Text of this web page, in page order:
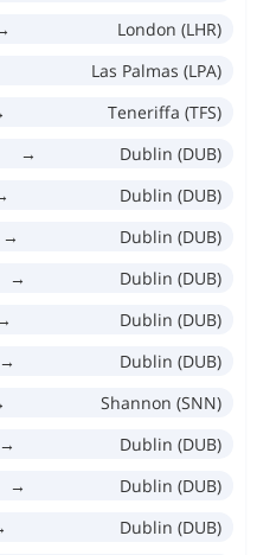
London (LHR)
Las Palmas (LPA)
Teneriffa (TFS)
→
Dublin (DUB)
Dublin (DUB)
→
Dublin (DUB)
→
Dublin (DUB)
Dublin (DUB)
→
Dublin (DUB)
Shannon (SNN)
→
Dublin (DUB)
→
Dublin (DUB)
Dublin (DUB)